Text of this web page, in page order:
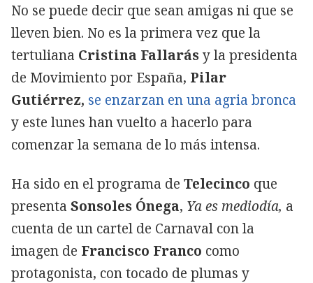
No se puede decir que sean amigas ni que se
lleven bien. No es la primera vez que la
tertuliana Cristina Fallarásy la presidenta
de Movimiento por España, Pilar
Gutiérrez, se enzarzan en una agria bronca
y este lunes han vuelto a hacerlo para
comenzar la semana de lo más intensa.
Ha sido en el programa de Telecinco que
presenta Sonsoles Ónega, Ya es mediodía, a
cuenta de un cartel de Carnaval con la
imagen de Francisco Franco como
protagonista, con tocado de plumas y